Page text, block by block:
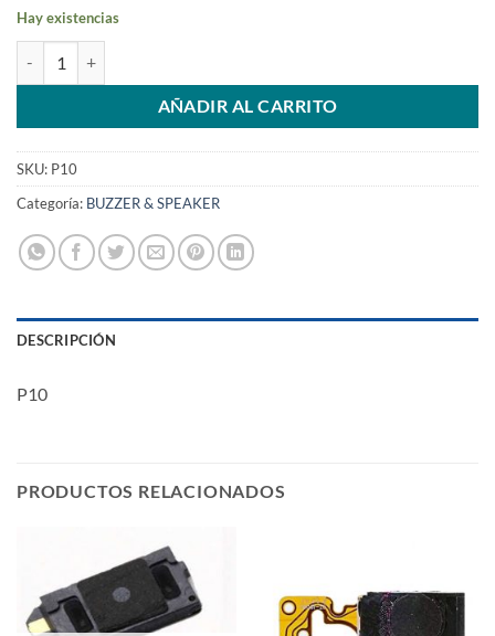
Hay existencias
AÑADIR AL CARRITO
SKU: P10
Categoría: BUZZER & SPEAKER
DESCRIPCIÓN
P10
PRODUCTOS RELACIONADOS